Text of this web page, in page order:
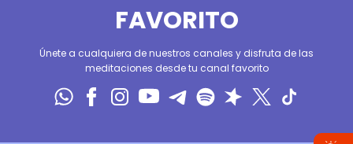
FAVORITO
Únete a cualquiera de nuestros canales y disfruta de las
meditaciones desde tu canal favorito